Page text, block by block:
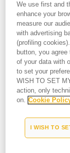
Број на улица*
поштенски број*
град*
држава
Телефонски број
We use first and
enhance your
measure our
with advertising
(profiling
button, you
of your data with
to set your
WISH TO SET
action, only
on. Cookie
I WISH TO